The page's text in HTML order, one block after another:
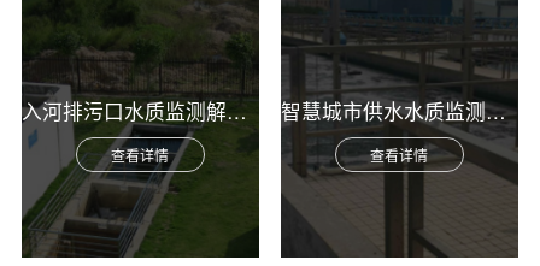
入河排污口水质监测解决方案
查看详情
智慧城市供水水质监测综合解决方案
查看详情